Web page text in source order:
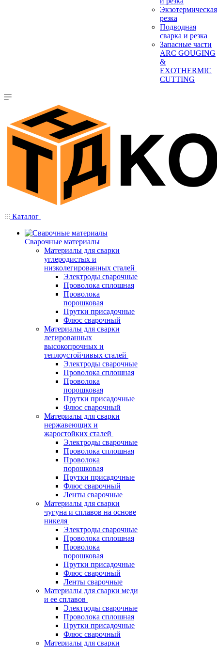
Экзотермическая
резка
Подводная
сварка и резка
Запасные части
ARC GOUGING
&
EXOTHERMIC
CUTTING
Каталог
Сварочные материалы
Материалы для сварки
углеродистых и
низколегированных сталей
Электроды сварочные
Проволока сплошная
Проволока
порошковая
Прутки присадочные
Флюс сварочный
Материалы для сварки
легированных
высокопрочных и
теплоустойчивых сталей
Электроды сварочные
Проволока сплошная
Проволока
порошковая
Прутки присадочные
Флюс сварочный
Материалы для сварки
нержавеющих и
жаростойких сталей
Электроды сварочные
Проволока сплошная
Проволока
порошковая
Прутки присадочные
Флюс сварочный
Ленты сварочные
Материалы для сварки
чугуна и сплавов на основе
никеля
Электроды сварочные
Проволока сплошная
Проволока
порошковая
Прутки присадочные
Флюс сварочный
Ленты сварочные
Материалы для сварки меди
и ее сплавов
Электроды сварочные
Проволока сплошная
Прутки присадочные
Флюс сварочный
Материалы для сварки